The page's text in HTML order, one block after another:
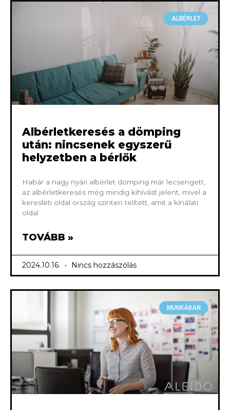
ALBÉRLET
Albérletkeresés a dömping
után: nincsenek egyszerű
helyzetben a bérlők
Habár a nagy nyári albérlet dömping már lecsengett,
az albérletkeresés még mindig kihívást jelent, mivel a
keresleti oldal ország szinten telített, amit a kínálati
oldal
TOVÁBB »
2024.10.16. Nincs hozzászólás
MUNKÁBAN